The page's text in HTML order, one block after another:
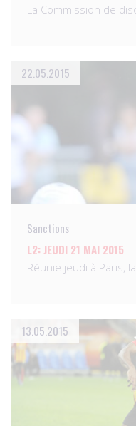
La Commission de
22.05.2015
Sanctions
L2: JEUDI 21 MAI 2015
Réunie jeudi à Paris,
13.05.2015